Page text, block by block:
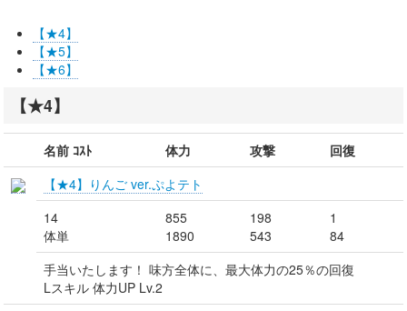
【★4】
【★5】
【★6】
【★4】
名前 ｺｽﾄ 体力 攻撃
回復
【★4】りんご ver.ぷよテト
14
体単
855
1890
198
543
1
84
手当いたします！ 味方全体に、最大体力の25％の回復
Lスキル 体力UP Lv.2